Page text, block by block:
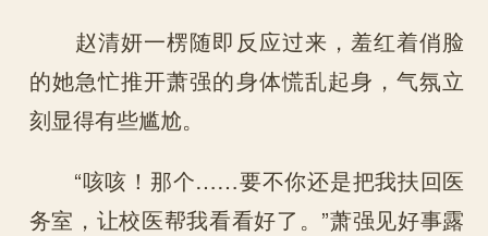
赵清妍一楞随即反应过来，羞红着俏脸
的她急忙推开萧强的身体慌乱起身，气氛立
刻显得有些尴尬。
“咳咳！那个……要不你还是把我扶回医
务室，让校医帮我看看好了。”萧强见好事露